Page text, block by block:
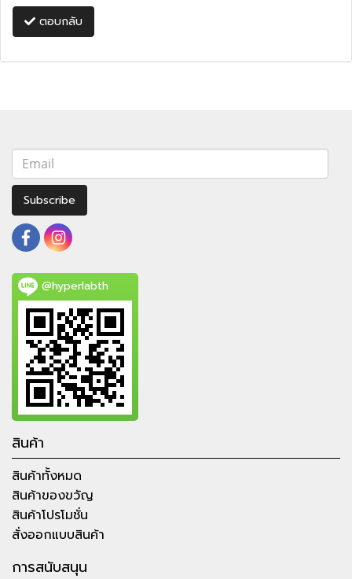
ตอบกลับ
Subscribe
@hyperlabth
สินค้า
สินค้าทั้งหมด
สินค้าของขวัญ
สินค้าโปรโมชั่น
สั่งออกแบบสินค้า
การสนับสนุน